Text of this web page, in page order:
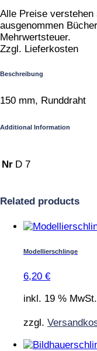
Alle Preise
ausgenommen
Mehrwertsteuer.
Zzgl. Lieferkosten
Beschreibung
150 mm, Runddraht
Additional Information
Nr D 7
Related products
Modellierschlinge
6,20 €
inkl. 19 % MwSt.
zzgl.